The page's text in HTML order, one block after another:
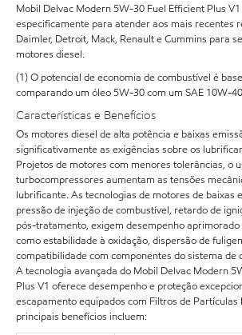
Mobil Delvac Modern 5W-30 Fuel Efficient Plus
especificamente para atender aos mais recentes
Daimler, Detroit, Mack, Renault e Cummins para
motores diesel.
(1) O potencial de economia de combustível é
comparando um óleo 5W-30 com um SAE 10W-
Características e Benefícios
Os motores diesel de alta potência e baixas
significativamente as exigências sobre os
Projetos de motores com menores tolerâncias, o
turbocompressores aumentam as tensões
lubrificante. As tecnologias de motores de baixas
pressão de injeção de combustível, retardo de
pós-tratamento, exigem desempenho aprimorado
como estabilidade à oxidação, dispersão de
compatibilidade com componentes do sistema de
A tecnologia avançada do Mobil Delvac Modern
Plus V1 oferece desempenho e proteção
escapamento equipados com Filtros de Partículas
principais benefícios incluem: